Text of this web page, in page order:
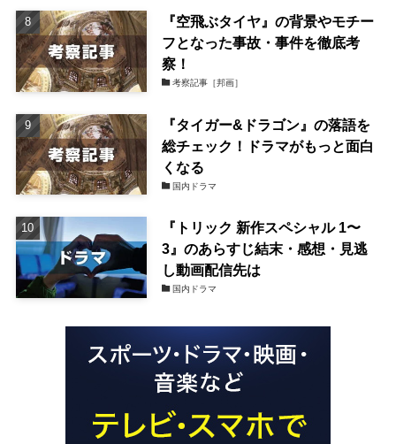
『空飛ぶタイヤ』の背景やモチー
フとなった事故・事件を徹底考
察！
考察記事［邦画］
『タイガー&ドラゴン』の落語を
総チェック！ドラマがもっと面白
くなる
国内ドラマ
『トリック 新作スペシャル 1〜
3』のあらすじ結末・感想・見逃
し動画配信先は
国内ドラマ